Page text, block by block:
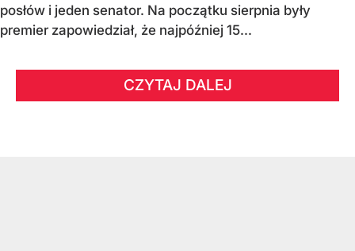
posłów i jeden senator. Na początku sierpnia były
premier zapowiedział, że najpóźniej 15...
CZYTAJ DALEJ